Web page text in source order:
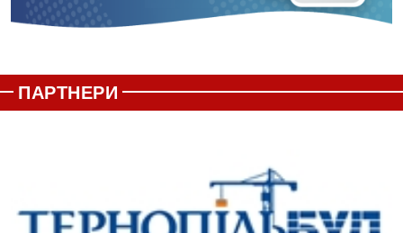
ПАРТНЕРИ